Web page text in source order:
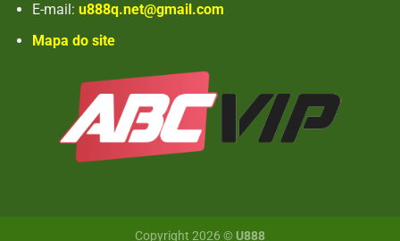
E-mail: u888q.net@gmail.com
Mapa do site
Copyright 2026 ©U888